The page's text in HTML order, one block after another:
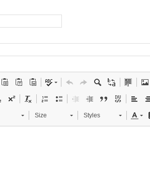
Size Styles